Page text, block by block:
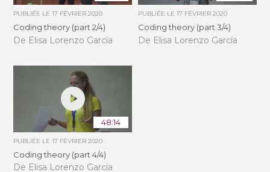
PUBLIÉE LE17 FÉVRIER 2020
Coding theory (part 2/4)
De Elisa Lorenzo García
PUBLIÉE LE 17 FÉVRIER 2020
Coding theory (part 3/4)
De Elisa Lorenzo García
48:14
PUBLIÉE LE17 FÉVRIER 2020
Coding theory (part 4/4)
De Elisa Lorenzo García